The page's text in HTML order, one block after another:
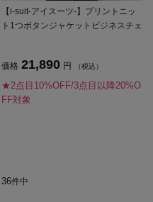
【i-suit-アイスーツ-】プリントニッ
ト1つボタンジャケットビジネスチェ
価格 21,890 円 （税込）
★2点目10%OFF/3点目以降20%O
FF対象
36件中